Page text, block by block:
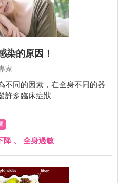
染的原因！
家
不同的因素，在全身不同的器
許多臨床症狀...
降 、 全身過敏